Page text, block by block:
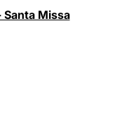
Santa Missa